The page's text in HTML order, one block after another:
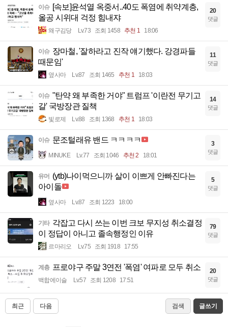
이슈 [속보]윤석열 옥중서..40도 폭염에 취약계층,
올공 시위대 걱정 힘내쟈
왜구김당 Lv.73 조회 1458 추천 1 18:06
20
댓글
이슈 장마철, '잘하라고 진작 얘기했다. 강경파들
때문임'
옆사마 Lv.87 조회 1465 추천 1 18:03
11
댓글
이슈 "탄약 왜 부족한 거야" 트럼프 '이란전 무기고
갈' 국방장관 질책
빛로제 Lv.88 조회 1368 추천 1 18:03
14
댓글
이슈 문조털래유 밴드 ㅋㅋㅋㅋ
MINUKE Lv.77 조회 1046 추천 2 18:01
3
댓글
유머 (ytb)나이먹으니까 살이 이쁘게 안빠진다는
아이돌
옆사마 Lv.87 조회 1223 18:00
5
댓글
기타 각잡고 다시 쓰는 이번 크보 무지성 취소결정
이 정답이 아니고 졸속행정인 이유
르마리오 Lv.75 조회 1918 17:55
79
댓글
계층 프로야구 주말 3연전 '폭염' 여파로 모두 취소
백합에이슬 Lv.57 조회 1208 17:51
20
댓글
최근 다음 검색 글쓰기